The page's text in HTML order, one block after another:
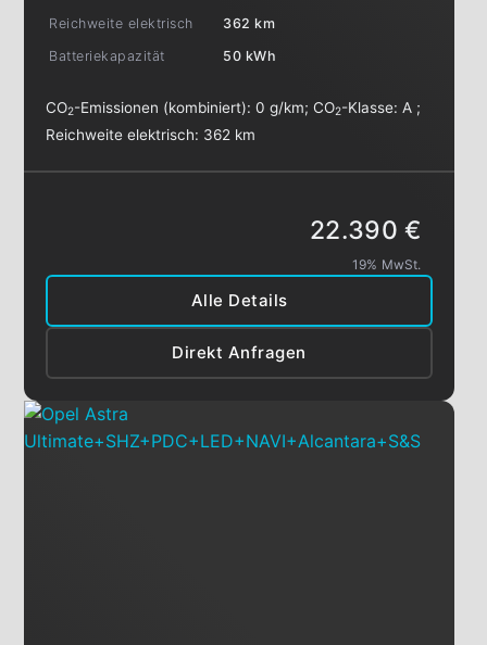
Reichweite elektrisch
362 km
Batteriekapazität
50 kWh
CO2-Emissionen (kombiniert):0 g/km;CO2-Klasse:A ;
Reichweite elektrisch: 362 km
Alle Details
Direkt Anfragen
22.390 €
19% MwSt.